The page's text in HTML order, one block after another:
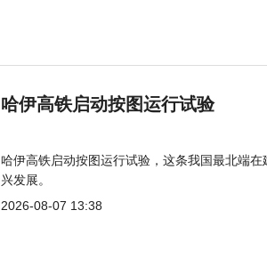
哈伊高铁启动按图运行试验
哈伊高铁启动按图运行试验，这条我国最北端
兴发展。
2026-08-07 13:38